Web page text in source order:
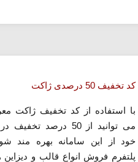
کد تخفیف 50 درصدی ژاکت
با استفاده از کد تخفیف ژاکت
می توانید از 50 درصد
خود از این سامانه بهره مند
پلتفرم فروش انواع قالب و دیزاین